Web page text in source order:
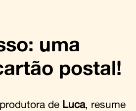
uma
postal!
de Luca, resume